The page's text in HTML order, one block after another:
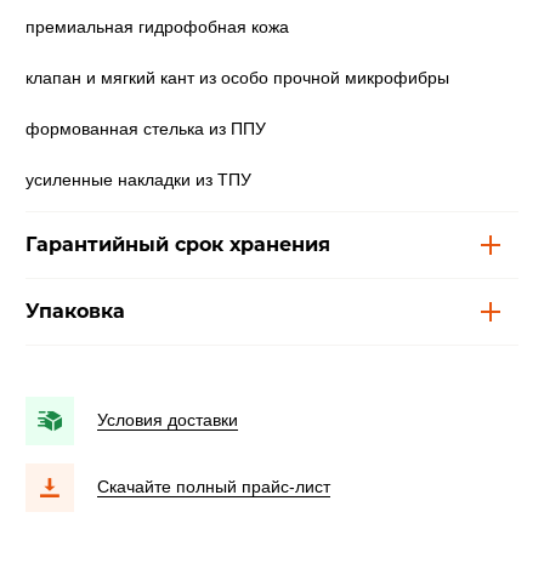
премиальная гидрофобная кожа
клапан и мягкий кант из особо прочной микрофибры
формованная стелька из ППУ
усиленные накладки из ТПУ
Гарантийный срок хранения
Упаковка
Условия доставки
Скачайте полный прайс-лист